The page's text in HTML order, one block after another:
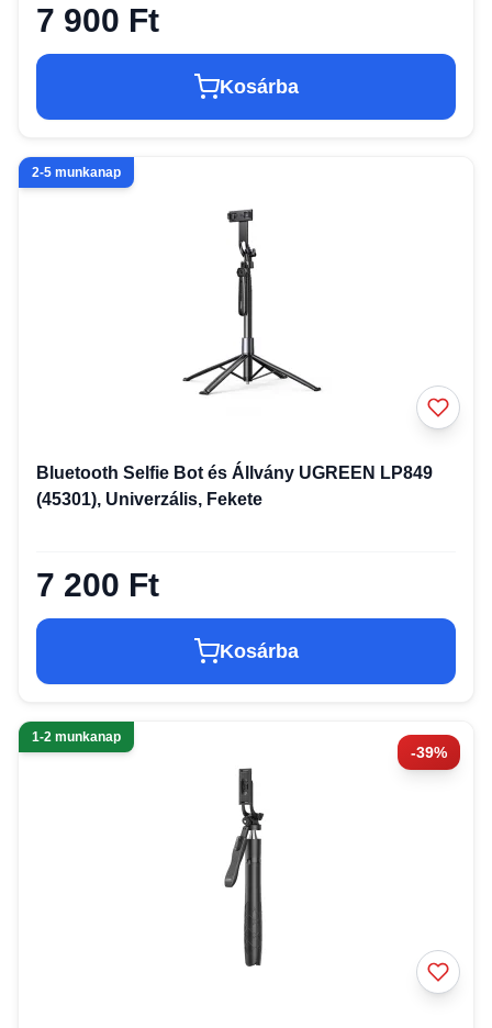
7 900 Ft
Kosárba
2-5 munkanap
Bluetooth Selfie Bot és Állvány UGREEN LP849
(45301), Univerzális, Fekete
7 200 Ft
Kosárba
-39%
1-2 munkanap